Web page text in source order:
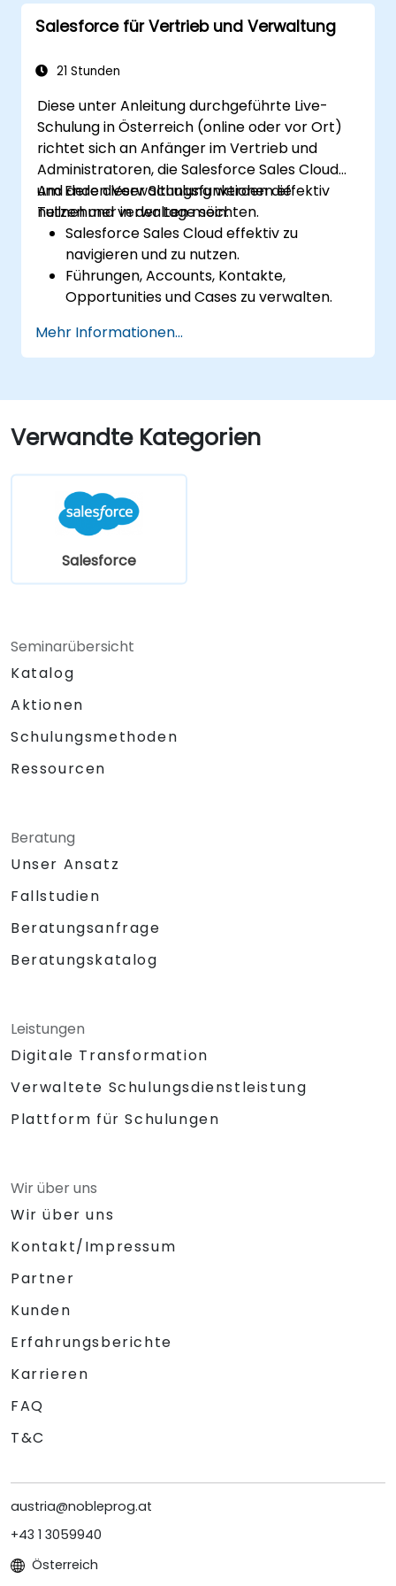
Berichte und Dashboards einsetzen, um
Einblicke in den Vertriebs-Pipeline zu
Salesforce für Vertrieb und Verwaltung
21 Stunden
Diese unter Anleitung durchgeführte Live-
Schulung in Österreich (online oder vor Ort)
richtet sich an Anfänger im Vertrieb und
Administratoren, die Salesforce Sales Cloud
und deren Verwaltungsfunktionen effektiv
nutzen und verwalten möchten.
Am Ende dieser Schulung werden die
Teilnehmer in der Lage sein:
Salesforce Sales Cloud effektiv zu
navigieren und zu nutzen.
Führungen, Accounts, Kontakte,
Opportunities und Cases zu verwalten.
Vertriebseinblicke zu erstellen.
Automatisierungen und Workflow-Regeln
Sicherheitseinstellungen anzupassen und
den Benutzerzugriff zu verwalten.
Salesforce mit Power BI, Tableau und
Datenanalysen zu integrieren.
Mehr Informationen...
Verwandte Kategorien
Salesforce
Seminarübersicht
Katalog
Aktionen
Schulungsmethoden
Ressourcen
Beratung
Unser Ansatz
Fallstudien
Beratungsanfrage
Beratungskatalog
Leistungen
Digitale Transformation
Verwaltete Schulungsdienstleistung
Plattform für Schulungen
Wir über uns
Wir über uns
Kontakt/Impressum
Partner
Kunden
Erfahrungsberichte
Karrieren
FAQ
T&C
austria@nobleprog.at
+43 1 3059940
Österreich